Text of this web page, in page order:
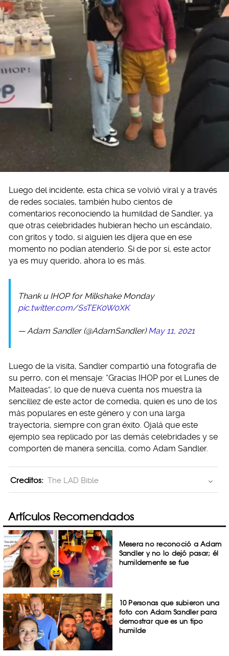
Luego del incidente, esta chica se volvió viral y a través
de redes sociales, también hubo cientos de
comentarios reconociendo la humildad de Sandler, ya
que otras celebridades hubieran hecho un escándalo,
con gritos y todo, si alguien les dijera que en ese
momento no podían atenderlo. Si de por sí, este actor
ya es muy querido, ahora lo es más.
Thank u IHOP for Milkshake Monday
pic.twitter.com/SsTEK0W0XK
— Adam Sandler (@AdamSandler)May 11, 2021
Luego de la visita, Sandler compartió una fotografía de
su perro, con el mensaje: “Gracias IHOP por el Lunes de
Malteadas”, lo que de nueva cuenta nos muestra la
sencillez de este actor de comedia, quien es uno de los
más populares en este género y con una larga
trayectoria, siempre con gran éxito. Ojalá que este
ejemplo sea replicado por las demás celebridades y se
comporten de manera sencilla, como Adam Sandler.
Creditos: The LAD Bible
Artículos Recomendados
Mesera no reconoció a Adam
Sandler y no lo dejó pasar; él
humildemente se fue
10 Personas que subieron una
foto con Adam Sandler para
demostrar que es un tipo
humilde